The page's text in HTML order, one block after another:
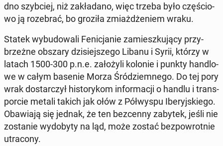
dno szyb­ciej, niż za­kła­da­no, więc trzeba było czę­ścio­
wo ją ro­ze­brać, bo groziła zmiaż­dże­niem wraku.
Statek wy­bu­do­wa­li Fe­ni­cja­nie za­miesz­ku­ją­cy przy­
brzeż­ne obszary dzi­siej­sze­go Libanu i Syrii, którzy w
latach 1500-300 p.n.e. za­ło­ży­li kolonie i punkty han­dlo­
we w całym basenie Morza Śród­ziem­ne­go. Do tej pory
wrak do­star­czył hi­sto­ry­kom in­for­ma­cji o handlu i trans­
por­cie metali takich jak ołów z Pół­wy­spu Ibe­ryj­skie­go.
Oba­wia­ją się jednak, że ten bez­cen­ny zabytek, jeśli nie
zo­sta­nie wy­do­by­ty na ląd, może zostać bez­pow­rot­nie
utra­co­ny.